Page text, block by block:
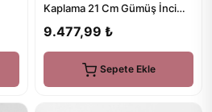
Kaplama 21 Cm Gümüş İnci
9.477,99 ₺
Sepete Ekle